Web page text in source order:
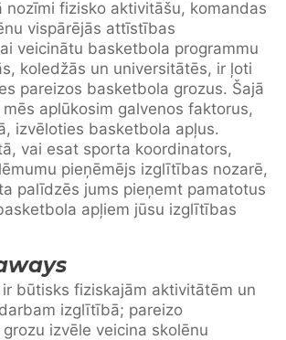
nozīmi fizisko aktivitāšu, komandas
vispārējās attīstības
veicinātu basketbola programmu
koledžās un universitātēs, ir ļoti
pareizos basketbola grozus. Šajā
aplūkosim galvenos faktorus,
izvēloties basketbola apļus.
vai esat sporta koordinators,
pieņēmējs izglītības nozarē,
palīdzēs jums pieņemt pamatotus
apļiem jūsu izglītības
būtisks fiziskajām aktivitātēm un
izglītībā; pareizo
izvēle veicina skolēnu